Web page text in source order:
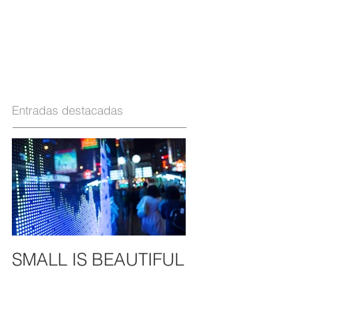
Entradas destacadas
SMALL IS BEAUTIFUL